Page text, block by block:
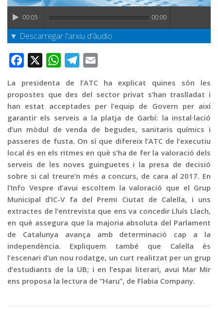
Publicitat
00:05 00:00
▼ Descarregar l'arxiu d'àudio
Facebook WhatsAppTelegram
La presidenta de l’ATC ha explicat quines són les
propostes que des del sector privat s’han traslladat i
han estat acceptades per l’equip de Govern per així
garantir els serveis a la platja de Garbí: la instal·lació
d’un mòdul de venda de begudes, sanitaris químics i
passeres de fusta. On sí que difereix l’ATC de l’executiu
local és en els ritmes en què s’ha de fer la valoració dels
serveis de les noves guinguetes i la presa de decisió
sobre si cal treure’n més a concurs, de cara al 2017. En
l’Info Vespre d’avui escoltem la valoració que el Grup
Municipal d’IC-V fa del Premi Ciutat de Calella, i uns
extractes de l’entrevista que ens va concedir Lluís Llach,
en què assegura que la majoria absoluta del Parlament
de Catalunya avança amb determinació cap a la
independència. Expliquem també que Calella és
l’escenari d’un nou rodatge, un curt realitzat per un grup
d’estudiants de la UB; i en l’espai literari, avui Mar Mir
ens proposa la lectura de “Haru”, de Flabia Company.